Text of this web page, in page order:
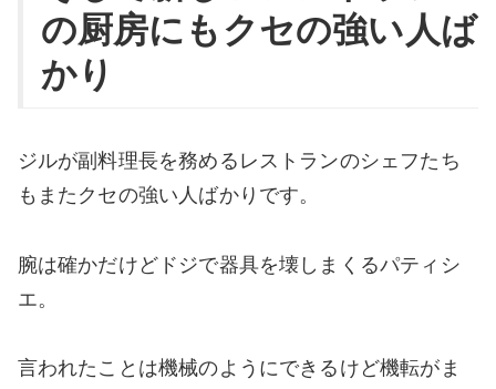
の厨房にもクセの強い人ば
かり
ジルが副料理長を務めるレストランのシェフたち
もまたクセの強い人ばかりです。
腕は確かだけどドジで器具を壊しまくるパティシ
エ。
言われたことは機械のようにできるけど機転がま